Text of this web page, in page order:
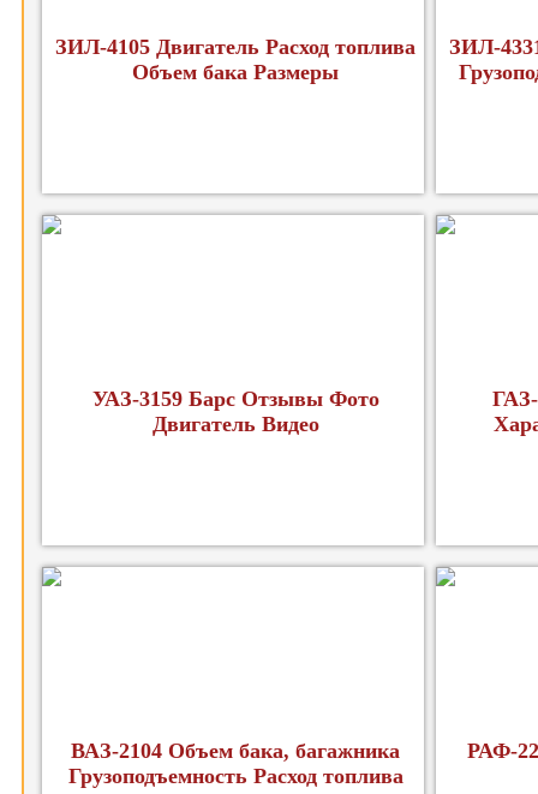
ЗИЛ-4105 Двигатель Расход топлива
Объем бака Размеры
ЗИЛ-
УАЗ-3159 Барс Отзывы Фото
Двигатель Видео
ВАЗ-2104 Объем бака, багажника
Грузоподъемность Расход топлива
РАФ-